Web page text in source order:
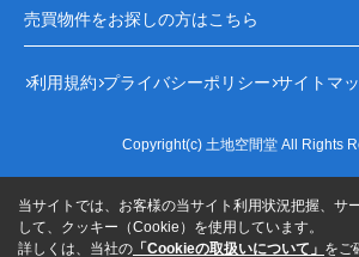
売買物件をお探しの方はこちら
利用規約 プライバシーポリシー サイトマ
Copyright(c) 土地空間堂 All Rights
当サイトでは、お客様の当サイト利用状況把握、サ
して、クッキー（Cookie）を使用しています。
詳しくは、当社の 「Cookieの取扱いについて」 をご